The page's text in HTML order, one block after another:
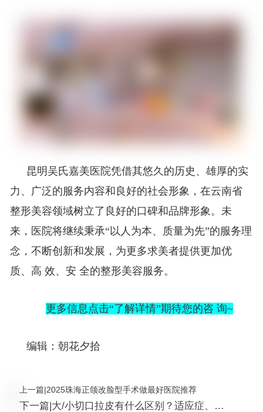
昆明吴氏嘉美医院凭借其悠久的历史、雄厚的实
力、广泛的服务内容和良好的社会形象，在云南省
整形美容领域树立了良好的口碑和品牌形象。未
来，医院将继续秉承“以人为本、质量为先”的服务理
念，不断创新和发展，为更多求美者提供更加优
质、高 效、安 全的整形美容服务。
更多信息点击“了解详情”期待您的咨 询~
编辑：朝花夕拾
上一篇|2025珠海正颌改脸型手术做最好医院推荐
下一篇|大/小切口拉皮有什么区别？适应症、维